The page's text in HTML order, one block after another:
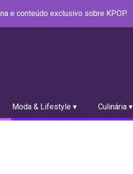
e conteúdo exclusivo sobre KPOP.
Moda & Lifestyle ▾ Culinária ▾